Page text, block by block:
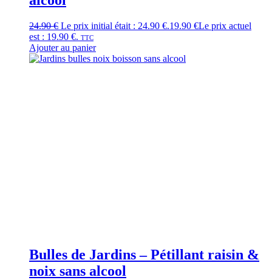
24.90€ Le prix initial était : 24.90 €.19.90 €Le prix actuel
est : 19.90 €. TTC
Ajouter au panier
Bulles de Jardins – Pétillant raisin &
noix sans alcool